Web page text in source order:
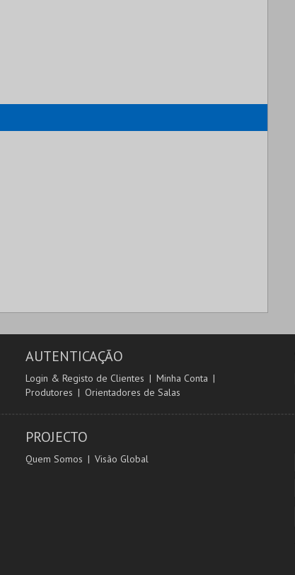
AUTENTICAÇÃO
Login & Registo de Clientes
Minha Conta
Produtores
Orientadores de Salas
PROJECTO
Quem Somos Visão Global